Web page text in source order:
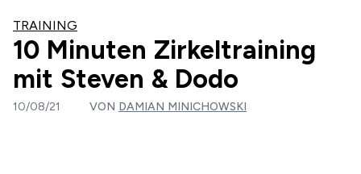
TRAINING
10 Minuten Zirkeltraining
mit Steven & Dodo
10/08/21 VON DAMIAN MINICHOWSKI